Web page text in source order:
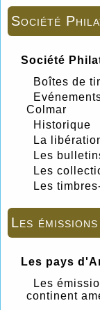
Société
Société
Boîtes de
Colmar
Historique
La
Les
Les
Les
Les
Les pays
Les
continent